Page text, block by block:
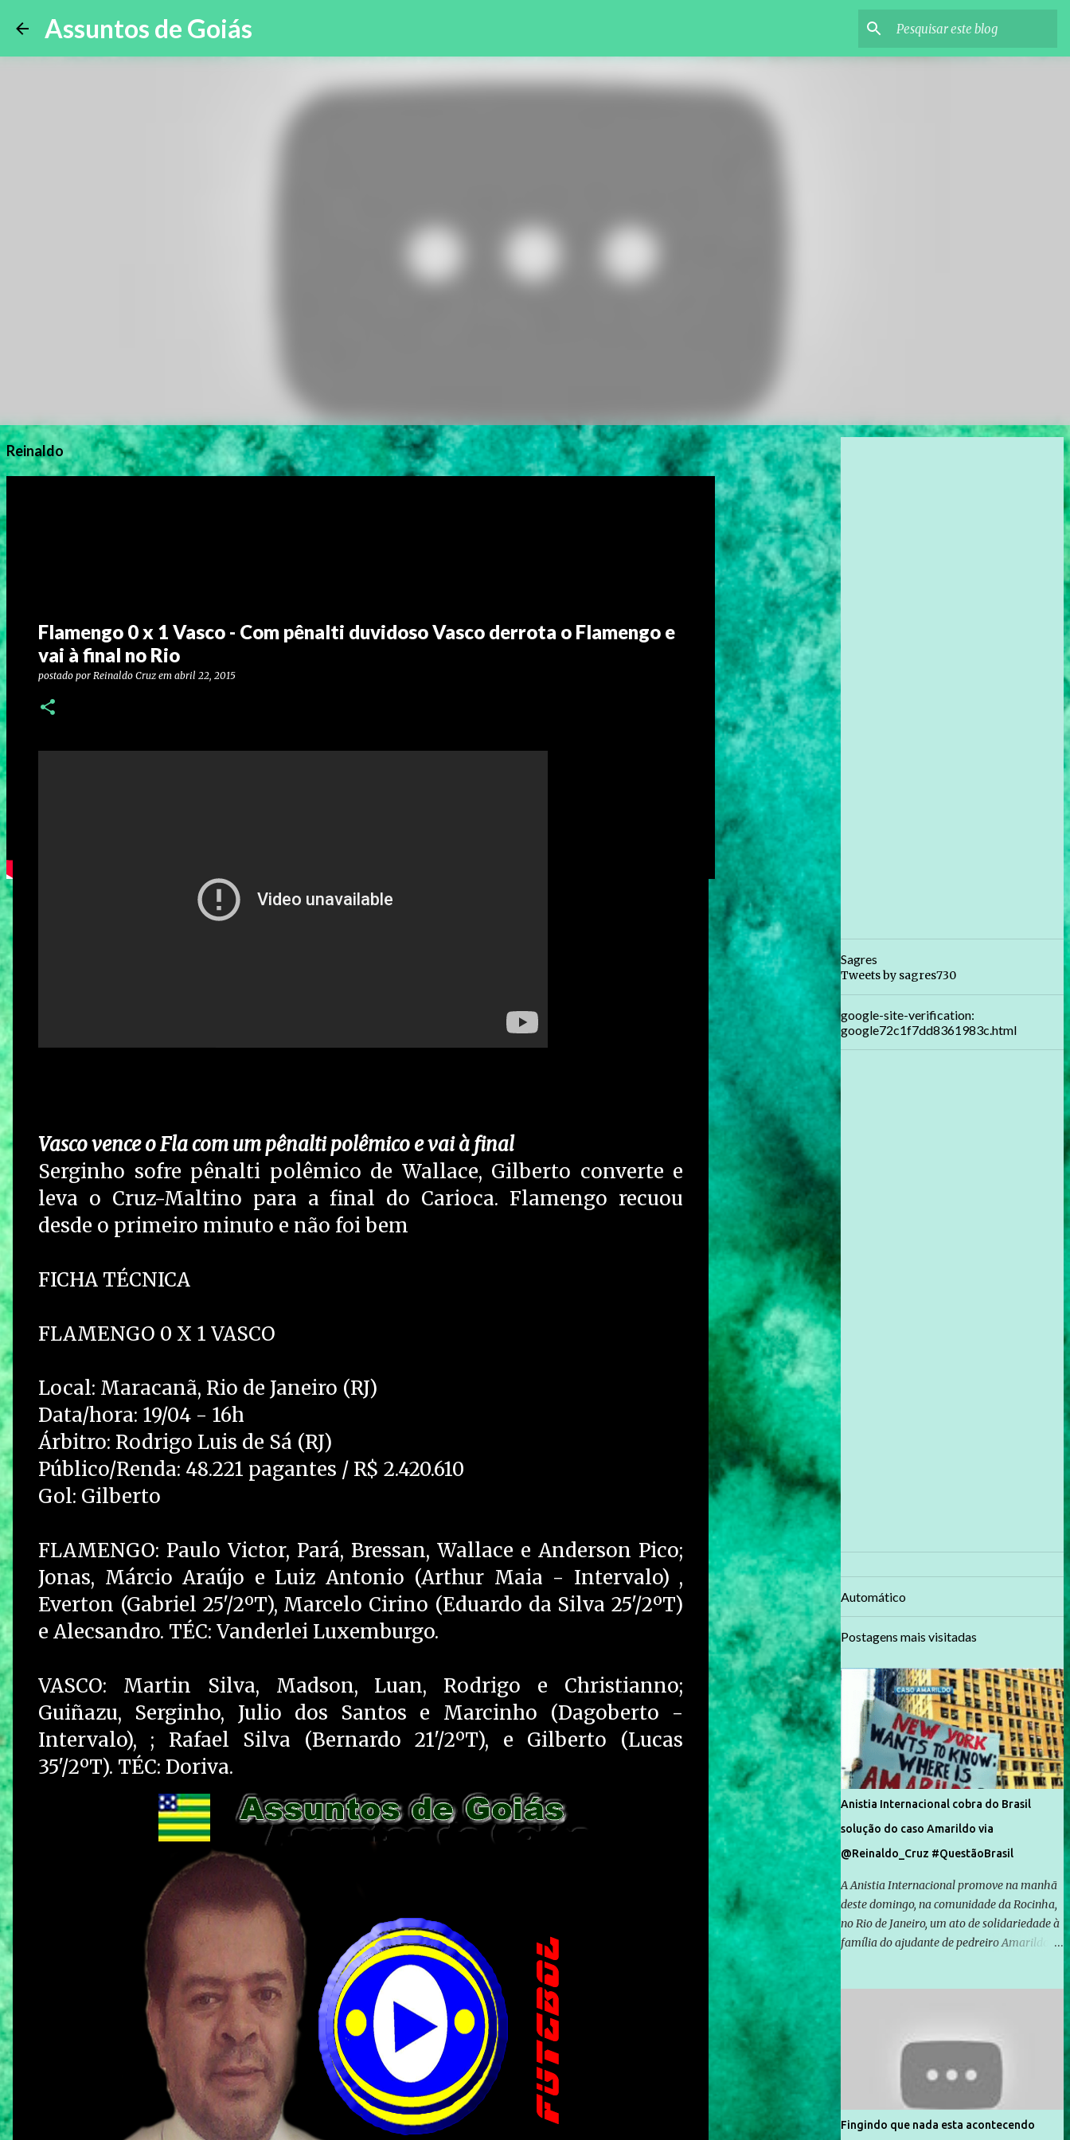
Assuntos de Goiás
Reinaldo
Flamengo 0 x 1 Vasco - Com pênalti duvidoso Vasco derrota o Flamengo e
vai à final no Rio
postado por Reinaldo Cruz em abril 22, 2015
Vasco vence o Fla com um pênalti polêmico e vai à final
Serginho sofre pênalti polêmico de Wallace, Gilberto converte e
leva o Cruz-Maltino para a final do Carioca. Flamengo recuou
desde o primeiro minuto e não foi bem
FICHA TÉCNICA
FLAMENGO 0 X 1 VASCO
Local: Maracanã, Rio de Janeiro (RJ)
Data/hora: 19/04 - 16h
Árbitro: Rodrigo Luis de Sá (RJ)
Público/Renda: 48.221 pagantes / R$ 2.420.610
Gol: Gilberto
FLAMENGO: Paulo Victor, Pará, Bressan, Wallace e Anderson Pico;
Jonas, Márcio Araújo e Luiz Antonio (Arthur Maia - Intervalo) ,
Everton (Gabriel 25'/2ºT), Marcelo Cirino (Eduardo da Silva 25'/2ºT)
e Alecsandro. TÉC: Vanderlei Luxemburgo.
VASCO: Martin Silva, Madson, Luan, Rodrigo e Christianno;
Guiñazu, Serginho, Julio dos Santos e Marcinho (Dagoberto -
Intervalo), ; Rafael Silva (Bernardo 21'/2ºT), e Gilberto (Lucas
35'/2ºT). TÉC: Doriva.
Sagres
Tweets by sagres730
google-site-verification:
google72c1f7dd8361983c.html
Automático
Postagens mais visitadas
Anistia Internacional cobra do Brasil
solução do caso Amarildo via
@Reinaldo_Cruz #QuestãoBrasil
A Anistia Internacional promove na manhã
deste domingo, na comunidade da Rocinha,
no Rio de Janeiro, um ato de solidariedade à
família do ajudante de pedreiro Amarildo de
Rocinha. A assessora de Direitos Humanos
da Anistia Internacional, Renata Neder, disse
à Agência Brasil que ações e atividades de
mobilização são feitas normalmente pela
organização não governamental. As ações
de solidariedade são promovidas em apoio
Fingindo que nada esta acontecendo